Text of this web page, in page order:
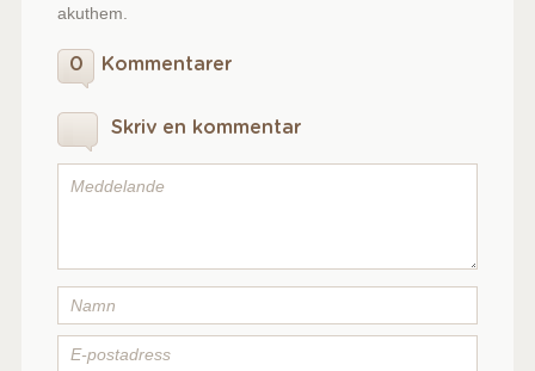
akuthem.
0 Kommentarer
Skriv en kommentar